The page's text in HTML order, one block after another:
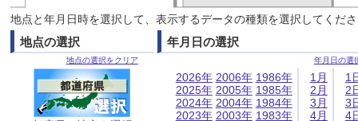
地点と年月日時を選択して、表示するデータの種類を選択してくだ
地点の選択
地点の選択をクリア
年月日の選択
年月日の選
2026年
2025年
2024年
2023年
2006年
2005年
2004年
2003年
1986年
1985年
1984年
1983年
1月
2月
3月
4月
1
2
3
4